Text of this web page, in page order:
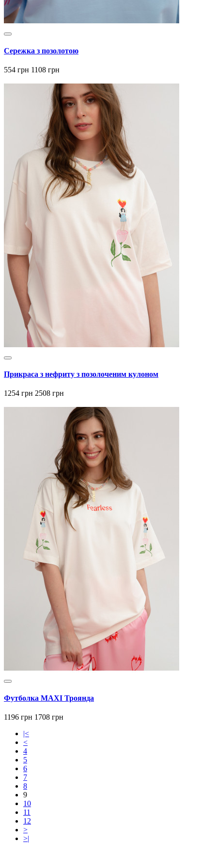
Сережка з позолотою
554 грн 1108 грн
Прикраса з нефриту з позолоченим кулоном
1254 грн 2508 грн
Футболка MAXI Троянда
1196 грн 1708 грн
|<
<
4
5
6
7
8
9
10
11
12
>
>|